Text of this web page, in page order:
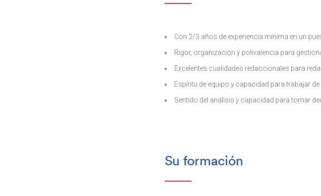
Con 2/3 años de experiencia mínima en un
Rigor, organización y polivalencia para
Excelentes cualidades redaccionales para
Espíritu de equipo y capacidad para trabajar
Sentido del análisis y capacidad para tomar
Su formación